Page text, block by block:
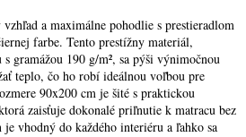
a maximálne pohodlie s prestieradlom
farbe. Tento prestížny materiál,
gramážou 190 g/m², sa pýši výnimočnou
teplo, čo ho robí ideálnou voľbou pre
90x200 cm je šité s praktickou
zaisťuje dokonalé priľnutie k matracu bez
vhodný do každého interiéru a ľahko sa